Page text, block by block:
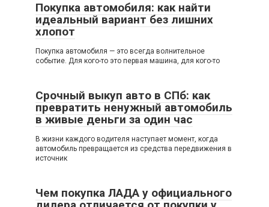
Покупка автомобиля: как найти
идеальный вариант без лишних
хлопот
Покупка автомобиля — это всегда волнительное
событие. Для кого-то это первая машина, для кого-то
Срочный выкуп авто в СПб: как
превратить ненужный автомобиль
в живые деньги за один час
В жизни каждого водителя наступает момент, когда
автомобиль превращается из средства передвижения в
источник
Чем покупка ЛАДА у официального